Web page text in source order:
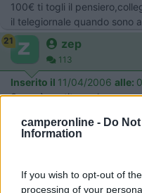
camperonline - Do
Information
If you wish to opt-out of
processing of your
100€ ti togli il
il telegiornale quando sono
21 zep
113
Inserito il 11/04/2006 alle:
Se ne è sentito parlare
come prezzo è
dell'utilizzo, praticità com'è
in merito da chi già ne fa
nebris